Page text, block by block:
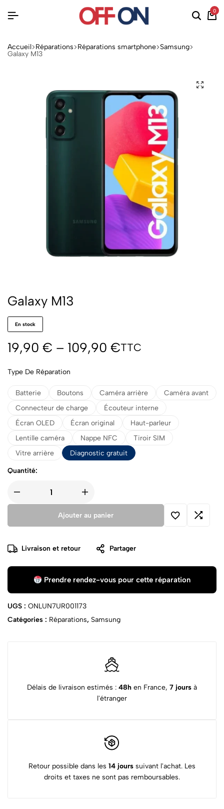
0
Accueil Réparations Réparations smartphone Samsung
Galaxy M13
Galaxy M13
En stock
19,90 € – 109,90 €TTC
Type De Réparation
Batterie Boutons Caméra arrière
Caméra avant
Connecteur de charge
Écouteur interne
Écran OLED
Écran original
Haut-parleur
Lentille caméra
Nappe NFC
Tiroir SIM
Vitre arrière
Diagnostic gratuit
Quantité:
Ajouter au panier
Livraison et retour Partager
Prendre rendez-vous pour cette réparation
UGS : ONLUN7UR001173
Catégories : Réparations, Samsung
Délais de livraison estimés : 48h en France, 7 jours à
l'étranger
Retour possible dans les 14 jours suivant l'achat. Les
droits et taxes ne sont pas remboursables.